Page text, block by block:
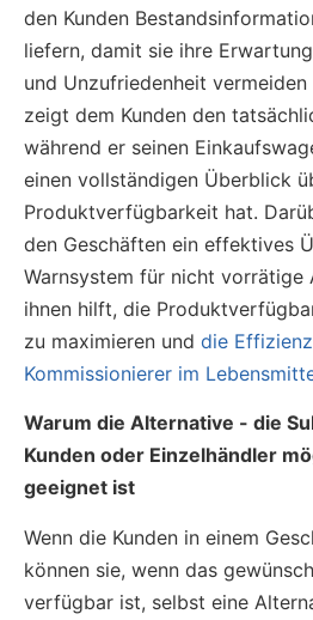
den Kunden
liefern, damit sie ihre
und Unzufriedenheit
zeigt dem Kunden den
während er seinen
einen vollständigen Überblick
Produktverfügbarkeit hat.
den Geschäften ein effektives
Warnsystem für nicht vorrätige
ihnen hilft, die
zu maximieren und die
Kommissionierer im
Warum die Alternative - die
Kunden oder Einzelhändler
geeignet ist
Wenn die Kunden in einem
können sie, wenn das
verfügbar ist, selbst eine